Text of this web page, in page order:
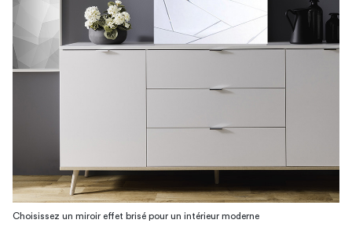
Choisissez un miroir effet brisé pour un intérieur moderne